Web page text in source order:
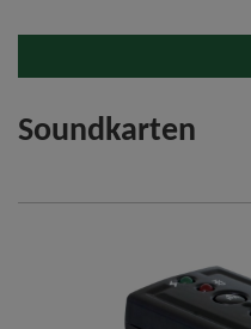
Soundkarten